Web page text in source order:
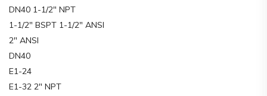
DN40 1-1/2″ NPT
1-1/2″ BSPT 1-1/2″ ANSI
2″ ANSI
DN40
E1-24
E1-32 2″ NPT